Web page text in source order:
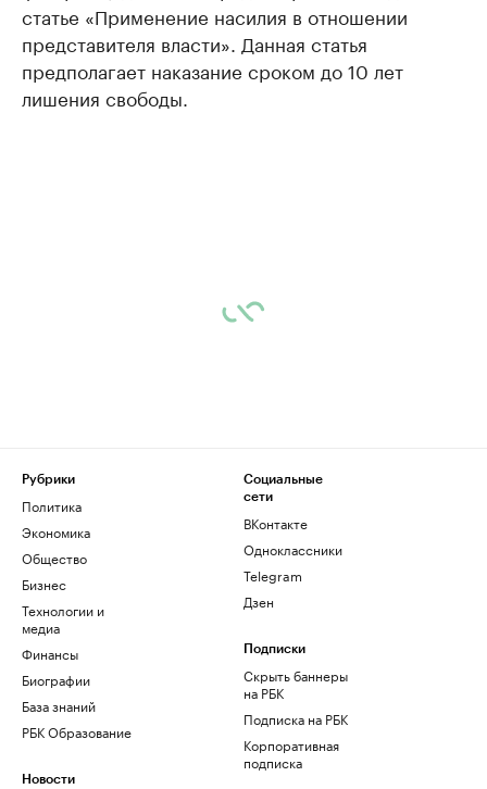
статье «Применение насилия в отношении
представителя власти». Данная статья
предполагает наказание сроком до 10 лет
лишения свободы.
Рубрики
Политика
Экономика
Общество
Бизнес
Технологии и
медиа
Финансы
Биографии
База знаний
РБК Образование
Новости
Социальные
сети
ВКонтакте
Одноклассники
Telegram
Дзен
Подписки
Скрыть баннеры
на РБК
Подписка на РБК
Корпоративная
подписка